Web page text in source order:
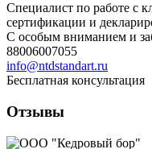
Специалист по работе с
сертификации и
С особым вниманием и
88006007055
info@ntdstandart.ru
Бесплатная консультация
Отзывы